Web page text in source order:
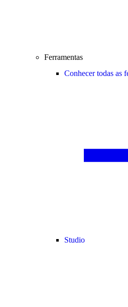
Ferramentas
Conhecer todas as
Studio